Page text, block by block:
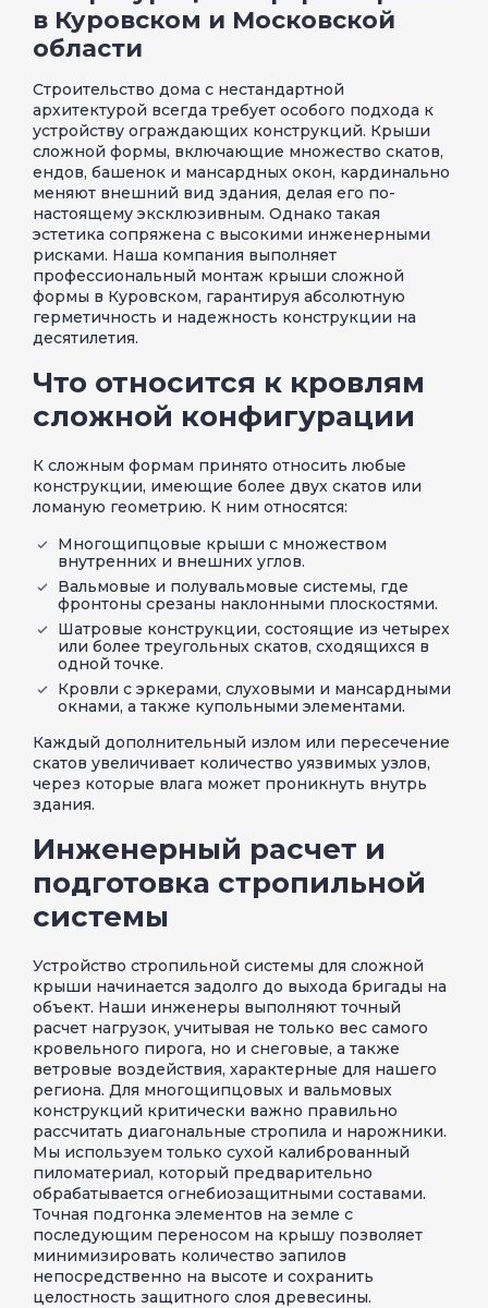
в Куровском и Московской
области
Строительство дома с нестандартной
архитектурой всегда требует особого подхода к
устройству ограждающих конструкций. Крыши
сложной формы, включающие множество скатов,
ендов, башенок и мансардных окон, кардинально
меняют внешний вид здания, делая его по-
настоящему эксклюзивным. Однако такая
эстетика сопряжена с высокими инженерными
рисками. Наша компания выполняет
профессиональный монтаж крыши сложной
формы в Куровском, гарантируя абсолютную
герметичность и надежность конструкции на
десятилетия.
Что относится к кровлям
сложной конфигурации
К сложным формам принято относить любые
конструкции, имеющие более двух скатов или
ломаную геометрию. К ним относятся:
Многощипцовые крыши с множеством
внутренних и внешних углов.
Вальмовые и полувальмовые системы, где
фронтоны срезаны наклонными плоскостями.
Шатровые конструкции, состоящие из четырех
или более треугольных скатов, сходящихся в
одной точке.
Кровли с эркерами, слуховыми и мансардными
окнами, а также купольными элементами.
Каждый дополнительный излом или пересечение
скатов увеличивает количество уязвимых узлов,
через которые влага может проникнуть внутрь
здания.
Инженерный расчет и
подготовка стропильной
системы
Устройство стропильной системы для сложной
крыши начинается задолго до выхода бригады на
объект. Наши инженеры выполняют точный
расчет нагрузок, учитывая не только вес самого
кровельного пирога, но и снеговые, а также
ветровые воздействия, характерные для нашего
региона. Для многощипцовых и вальмовых
конструкций критически важно правильно
рассчитать диагональные стропила и нарожники.
Мы используем только сухой калиброванный
пиломатериал, который предварительно
обрабатывается огнебиозащитными составами.
Точная подгонка элементов на земле с
последующим переносом на крышу позволяет
минимизировать количество запилов
непосредственно на высоте и сохранить
целостность защитного слоя древесины.